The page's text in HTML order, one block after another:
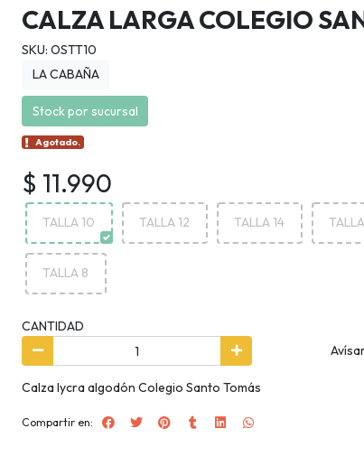
CALZA LARGA COLEGIO
SKU: OSTT10
LA CABAÑA
Stock por sucursal
Agotado.
$ 11.990
TALLA 10 TALLA 12 TALLA 14
TALLA 8
CANTIDAD
Calza lycra algodón Colegio Santo Tomás
Compartir en: